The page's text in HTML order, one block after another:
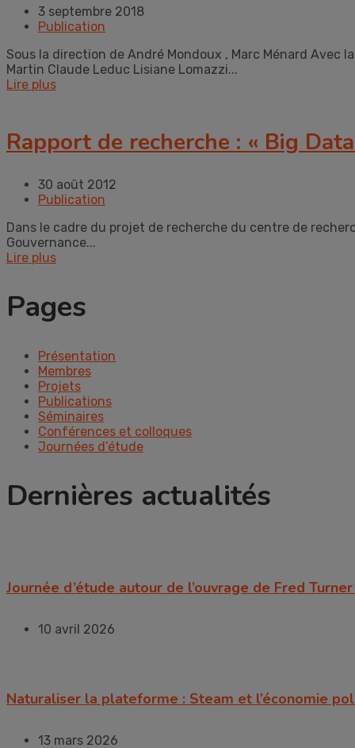
3 septembre 2018
Publication
Sous la direction de André Mondoux , Marc Ménard
Martin Claude Leduc Lisiane Lomazzi...
Lire plus
Rapport de recherche : « Big
30 août 2012
Publication
Dans le cadre du projet de recherche du centre de
Gouvernance...
Lire plus
Pages
Présentation
Membres
Projets
Publications
Séminaires
Conférences et colloques
Journées d’étude
Dernières actualités
Journée d’étude autour de l’ouvrage de Fred
10 avril 2026
Naturaliser la plateforme : Steam et l’économie
13 mars 2026